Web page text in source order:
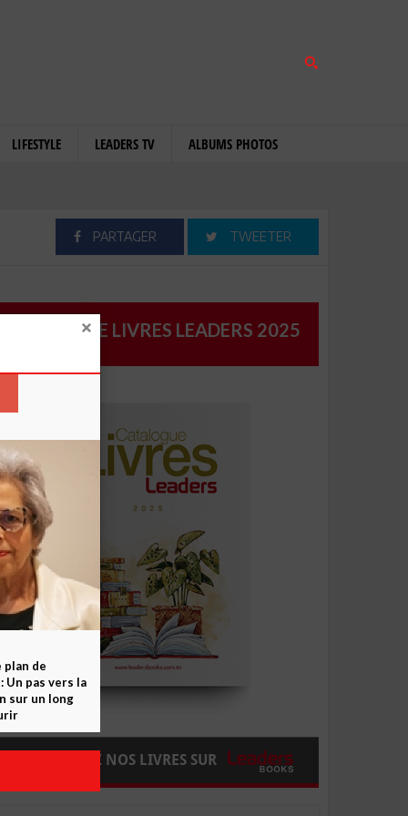
LIFESTYLE LEADERS TV ALBUMS PHOTOS
PARTAGER TWEETER
CATALOGUE LIVRES LEADERS 2025
COMMANDEZ NOS LIVRES SUR
plan de
Un pas vers la
sur un long